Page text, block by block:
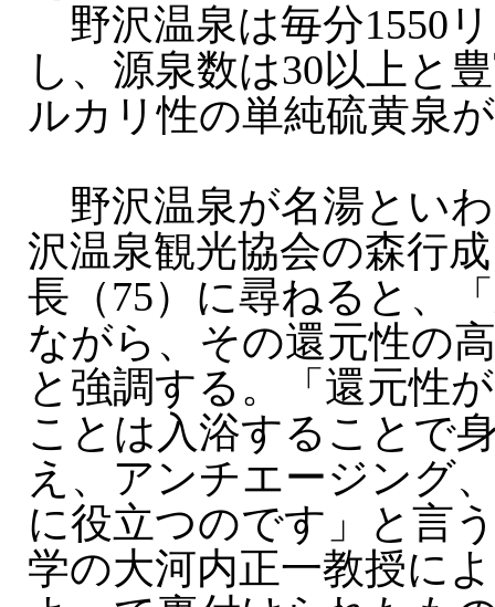
野沢温泉は毎分1550
し、源泉数は30以上と
ルカリ性の単純硫黄泉
野沢温泉が名湯とい
沢温泉観光協会の森行
長（75）に尋ねると、
ながら、その還元性の
と強調する。「還元性
ことは入浴することで
え、アンチエージング
に役立つのです」と言
学の大河内正一教授に